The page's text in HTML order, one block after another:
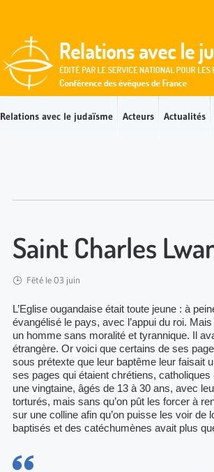
Relations avec le judaïsme Acteurs Actualités
Saint Charles
Fêté le 03 juin
L’Eglise ougandaise était toute jeune : à
évangélisé le pays, avec l’appui du roi.
un homme sans moralité et tyrannique. Il
étrangère. Or voici que certains de ses
sous prétexte que leur baptême leur faisait
ses pages qui étaient chrétiens,
une vingtaine, âgés de 13 à 30 ans, avec
torturés, mais sans qu’on pût les forcer à
sur une colline afin qu’on puisse les voir de
baptisés et des catéchumènes avait plus